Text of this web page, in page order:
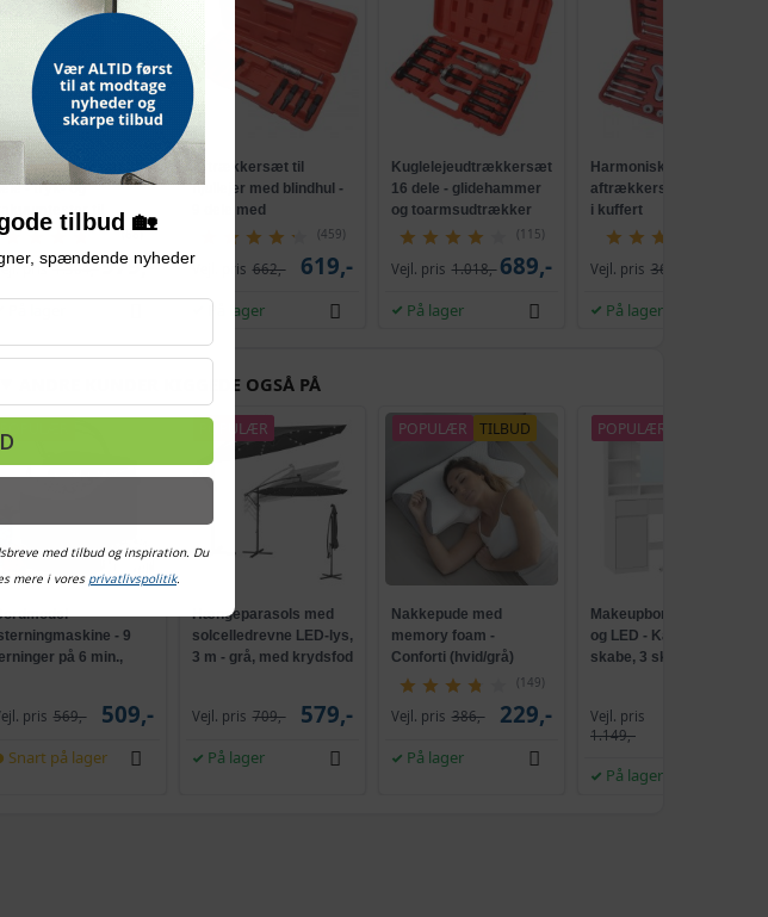
Kølertrykprøvesæt 28
- tryk- og
(88)
pris 1.304,-979,-
Aftrækkersæt til
hjullejer med blindhul -
9 dele med
glidehammer
(459)
Vejl. pris 662,- 619,-
På lager
Kuglelejeudtrækkersæt
16 dele - glidehammer
og toarmsudtrækker
(115)
Vejl. pris 1.018,- 689,-
På lager
Harmonisk balancer
aftrækkersæt - 45 dele
i kuffert
Vejl. pris 366,-
På lager
ANDRE KUNDER KIGGEDE OGSÅ PÅ
- 9
på 6 min.,
pris 569,- 509,-
Snart på lager
POPULÆR
Hængeparasols med
solcelledrevne LED-lys,
3 m - grå, med krydsfod
Vejl. pris 709,- 579,-
På lager
POPULÆR TILBUD
Nakkepude med
memory foam -
Conforti (hvid/grå)
(149)
Vejl. pris 386,- 229,-
På lager
POPULÆR
Makeupbord med spejl
og LED - Kailyn, 2
skabe, 3 skuffer, 5
uden værktøj - cloud
hvid
Vejl. pris
1.149,-
På lager
tilbud 🏡
spændende nyheder
med tilbud og inspiration. Du
mere i vores privatlivspolitik.